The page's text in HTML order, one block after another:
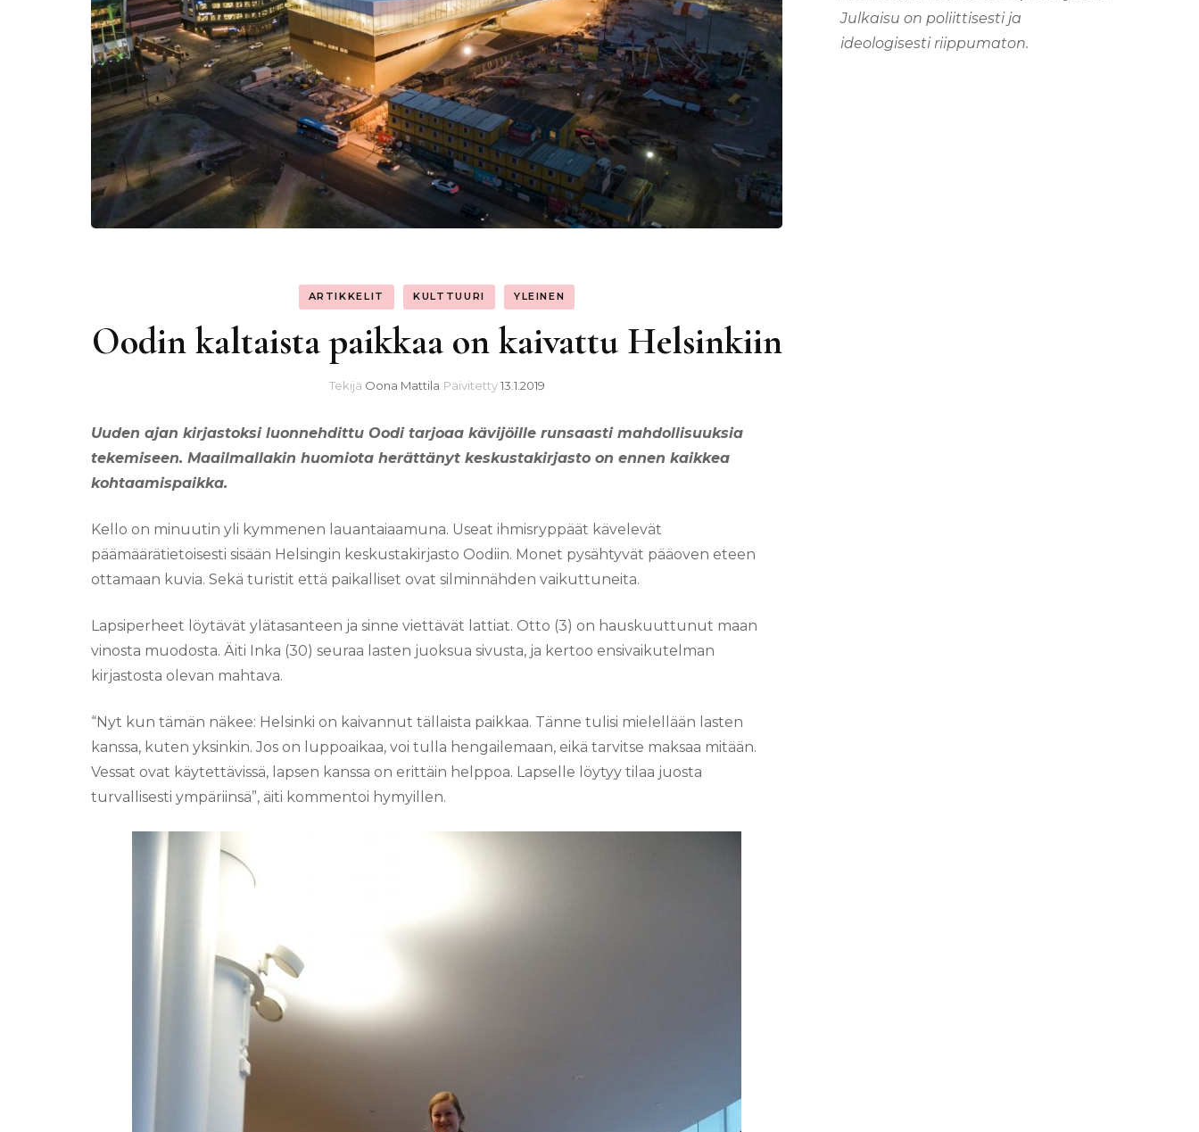
ARTIKKELIT KULTTUURI YLEINEN
Oodin kaltaista paikkaa on kaivattu Helsinkiin
Tekijä Oona Mattila Päivitetty13.1.2019
Uuden ajan kirjastoksiluonnehdittu Oodi tarjoaa kävijöille runsaasti mahdollisuuksia
tekemiseen. Maailmallakin huomiota herättänyt keskustakirjasto on ennen kaikkea
kohtaamispaikka.
Kello on minuutin yli kymmenen lauantaiaamuna. Useat ihmisryppäät kävelevät
päämäärätietoisesti sisään Helsingin keskustakirjasto Oodiin. Monet pysähtyvät pääoven eteen
ottamaan kuvia. Sekä turistit että paikalliset ovat silminnähden vaikuttuneita.
Lapsiperheet löytävät ylätasanteen ja sinne viettävät lattiat. Otto (3) on hauskuuttunut maan
vinosta muodosta. Äiti Inka (30) seuraa lasten juoksua sivusta, ja kertoo ensivaikutelman
kirjastosta olevan mahtava.
“Nyt kun tämän näkee: Helsinki on kaivannut tällaista paikkaa. Tänne tulisi mielellään lasten
kanssa, kuten yksinkin. Jos on luppoaikaa, voi tulla hengailemaan, eikä tarvitse maksaa mitään.
Vessat ovat käytettävissä, lapsen kanssa on erittäin helppoa. Lapselle löytyy tilaa juosta
turvallisesti ympäriinsä”, äiti kommentoi hymyillen.
Julkaisu on poliittisesti ja
ideologisesti riippumaton.